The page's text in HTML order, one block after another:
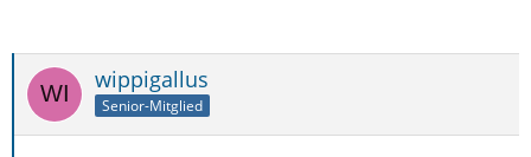
wippigallus
Senior-Mitglied